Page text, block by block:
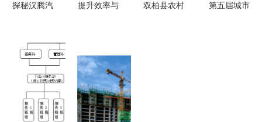
探秘汉腾汽
品质，软件
开发赋能制
造升级
提升效率与
善案例全景
解析
双柏县农村
第五届城市